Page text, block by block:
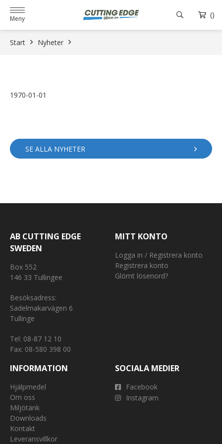
Start Nyheter
1970-01-01
SE ALLA NYHETER
AB CUTTING EDGE
SWEDEN
Box 552
146 33 Tullingee
Besöksadress:
Sadelmakarvägen 6
Tullinge
Tel: 08-87 12 10
Fax: 08-580 398 00
MITT KONTO
Logga in / Registrera konto
Registrera konto
Glömt lösenord?
INFORMATION
Hjälpmedel
Om oss
Miljötänk
Downloads
Kontakt
Leveransvillkor
SOCIALA MEDIER
Facebook
Instagram
Meny ()